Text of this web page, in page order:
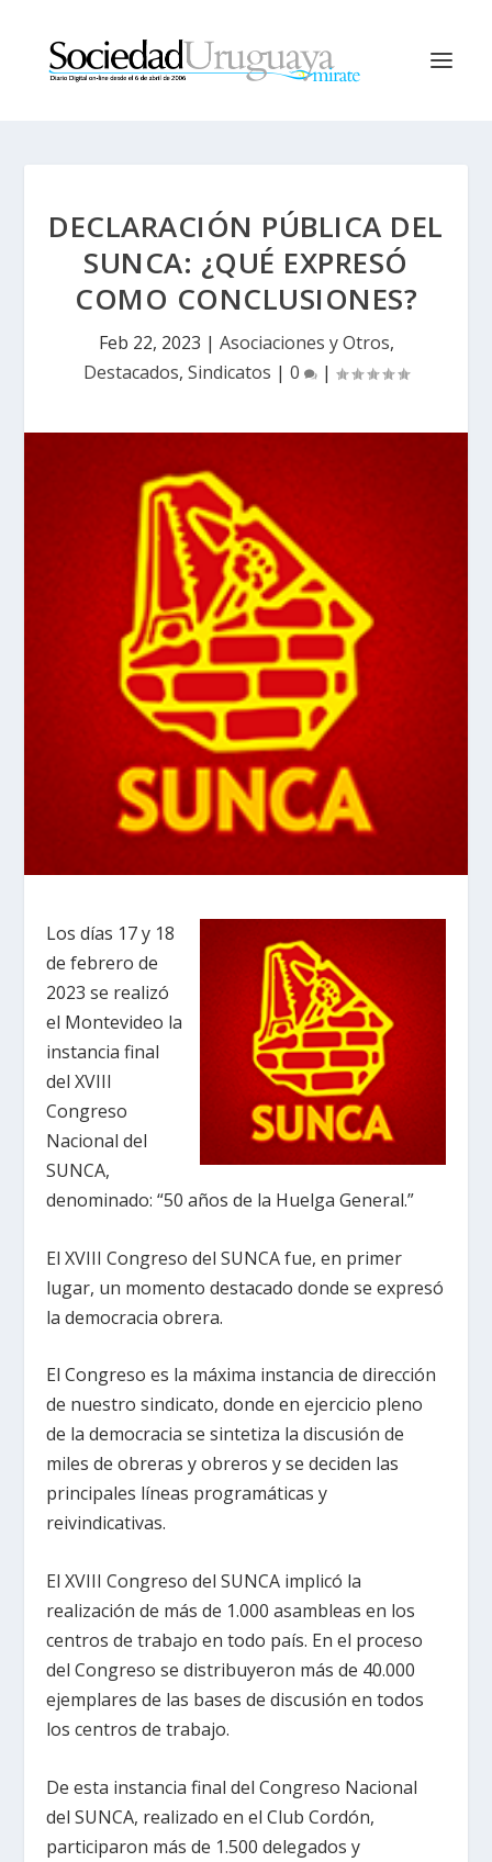
DECLARACIÓN PÚBLICA DEL
SUNCA: ¿QUÉ EXPRESÓ
COMO CONCLUSIONES?
Feb 22, 2023 | Asociaciones y Otros,
Destacados, Sindicatos | 0 |
Los días 17 y 18
de febrero de
2023 se realizó
el Montevideo la
instancia final
del XVIII
Congreso
Nacional del
SUNCA,
denominado: “50 años de la Huelga General.”
El XVIII Congreso del SUNCA fue, en primer
lugar, un momento destacado donde se expresó
la democracia obrera.
El Congreso es la máxima instancia de dirección
de nuestro sindicato, donde en ejercicio pleno
de la democracia se sintetiza la discusión de
miles de obreras y obreros y se deciden las
principales líneas programáticas y
reivindicativas.
El XVIII Congreso del SUNCA implicó la
realización de más de 1.000 asambleas en los
centros de trabajo en todo país. En el proceso
del Congreso se distribuyeron más de 40.000
ejemplares de las bases de discusión en todos
los centros de trabajo.
De esta instancia final del Congreso Nacional
del SUNCA, realizado en el Club Cordón,
participaron más de 1.500 delegados y